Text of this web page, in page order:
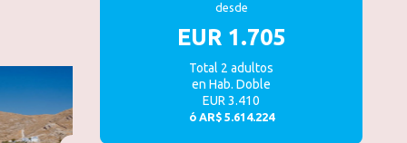
desde
EUR 1.705
Total 2 adultos
en Hab. Doble
EUR 3.410
ó AR$ 5.614.224